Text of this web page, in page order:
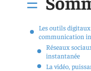
Les outils
communication
Réseaux
instantanée
La vidéo,